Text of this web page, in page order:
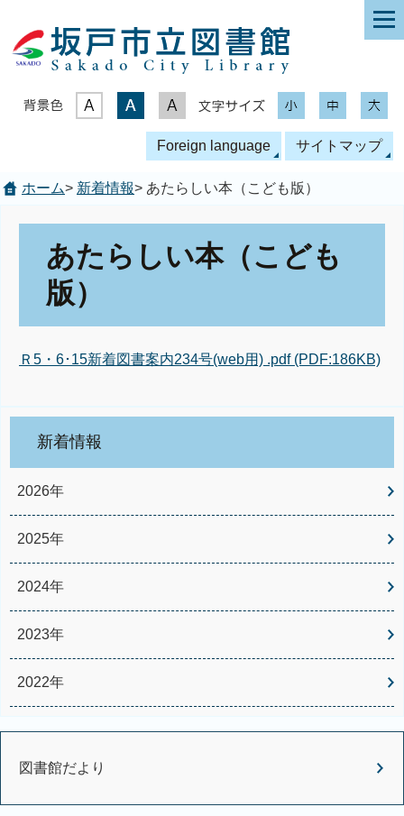
文字サイズ
表示色
Foreign language サイトマップ
ホーム> 新着情報> あたらしい本（こども版）
あたらしい本（こども
版）
Ｒ5・6･15新着図書案内234号(web用) .pdf (PDF:186KB)
新着情報
2026年
2025年
2024年
2023年
2022年
図書館だより